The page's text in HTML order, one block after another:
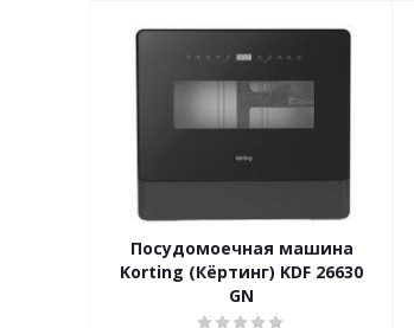
Посудомоечная машина
Korting (Кёртинг) KDF 26630
GN